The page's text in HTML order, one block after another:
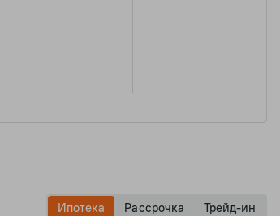
Ипотека Рассрочка Трейд-ин